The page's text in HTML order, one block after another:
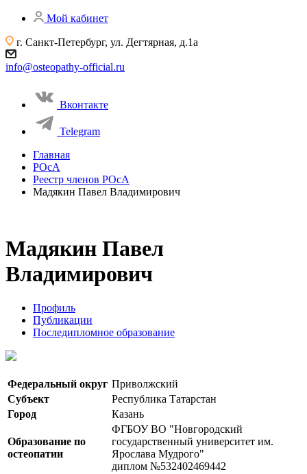
Мой кабинет
г. Санкт-Петербург, ул. Дегтярная, д.1а
info@osteopathy-official.ru
Вконтакте
Telegram
Главная
РОсА
Реестр членов РОсА
Мадякин Павел Владимирович
Мадякин Павел
Владимирович
Профиль
Публикации
Последипломное образование
Федеральный округ Приволжский
Субъект
Республика Татарстан
Город
Казань
Образование по
остеопатии
ФГБОУ ВО "Новгородский
государственный университет им.
Ярослава Мудрого"
диплом №532402469442